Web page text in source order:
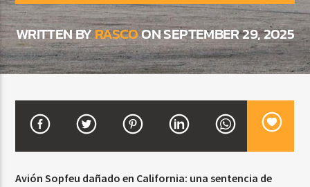
CURRENT SHOW
BALADAS Y VALLENATO
Beone Radio
WRITTEN BYRASCOON SEPTEMBER 29, 2025
Avión Sopfeu dañado en California: una sentencia de